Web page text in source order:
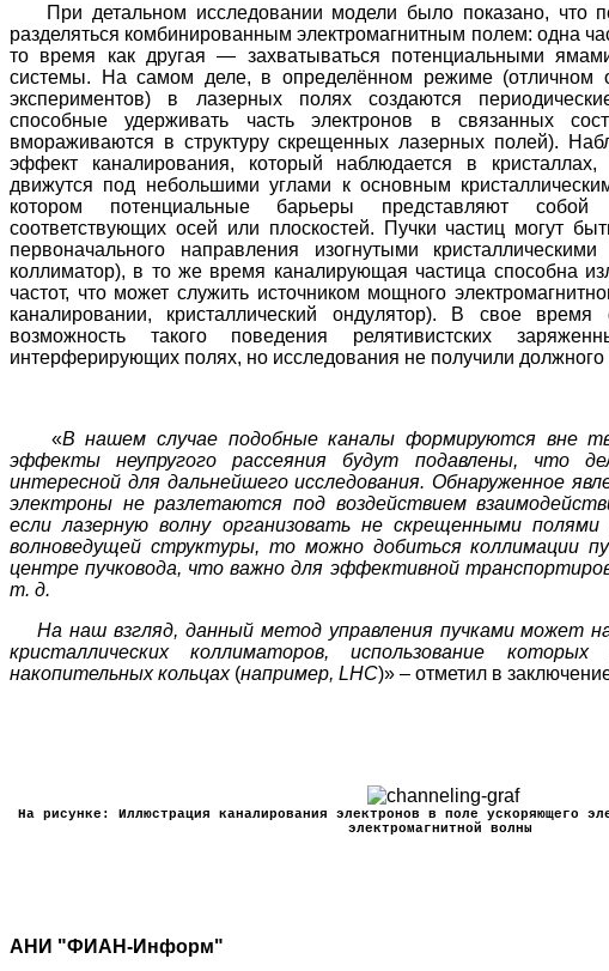
При детальном исследовании модели было показано, что
разделяться комбинированным электромагнитным полем: одна
то время как другая — захватываться потенциальными
системы. На самом деле, в определённом режиме (отличном
экспериментов) в лазерных полях создаются
способные удерживать часть электронов в связанных
вмораживаются в структуру скрещенных лазерных полей).
эффект каналирования, который наблюдается в
движутся под небольшими углами к основным
котором потенциальные барьеры представляют собой
соответствующих осей или плоскостей. Пучки частиц могут
первоначального направления изогнутыми кристаллическими
коллиматор), в то же время каналирующая частица способна
частот, что может служить источником мощного
каналировании, кристаллический ондулятор). В свое
возможность такого поведения релятивистских
интерферирующих полях, но исследования не получили должного
«В нашем случае подобные каналы формируются вне
эффекты неупругого рассеяния будут подавлены, что
интересной для дальнейшего исследования. Обнаруженное
электроны не разлетаются под воздействием
если лазерную волну организовать не скрещенными
волноведущей структуры, то можно добиться коллимации
центре пучковода, что важно для эффективной
т. д.
На наш взгляд, данный метод управления пучками может
кристаллических коллиматоров, использование
накопительных кольцах(например, LHC)» – отметил в
На рисунке: Иллюстрация каналирования электронов в поле ускоряющего
электромагнитной волны
АНИ "ФИАН-Информ"